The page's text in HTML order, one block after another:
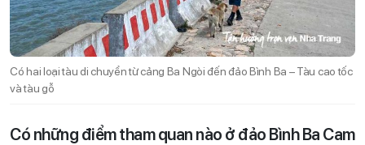
Có hai loại tàu di chuyển từ cảng Ba Ngòi đến đảo Bình Ba – Tàu cao tốc
và tàu gỗ
Có những điểm tham quan nào ở đảo Bình Ba Cam